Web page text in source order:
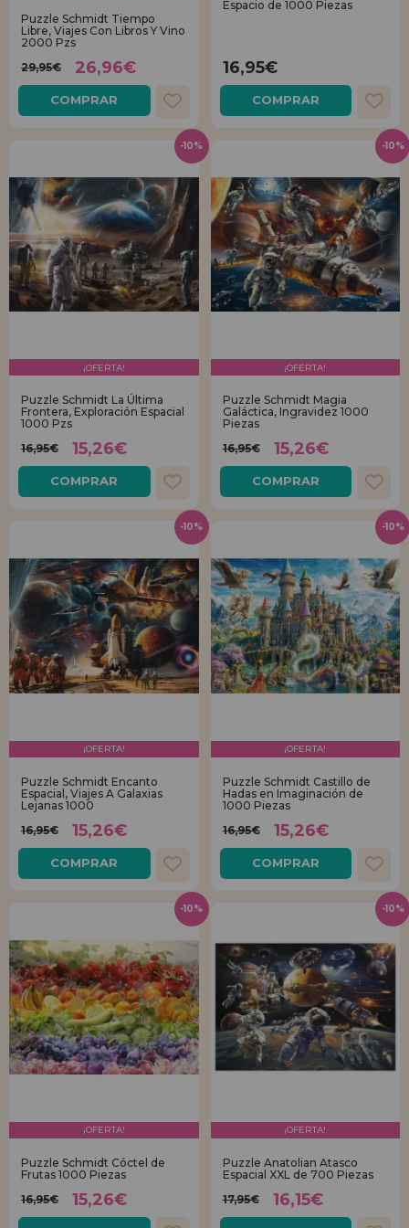
REGISTRO DISTRIBUIDOR
Puzzle Schmidt Tiempo
Libre, Viajes Con Libros Y Vino
2000 Pzs
29,95€
26,96€
COMPRAR
Espacio de 1000 Piezas
16,95€
COMPRAR
¡OFERTA!
Puzzle Schmidt La Última
Frontera, Exploración Espacial
1000 Pzs
16,95€
15,26€
COMPRAR
-10%
¡OFERTA!
Puzzle Schmidt Magia
Galáctica, Ingravidez 1000
Piezas
16,95€
15,26€
COMPRAR
-10%
¡OFERTA!
Puzzle Schmidt Encanto
Espacial, Viajes A Galaxias
Lejanas 1000
16,95€
15,26€
COMPRAR
-10%
¡OFERTA!
Puzzle Schmidt Castillo de
Hadas en Imaginación de
1000 Piezas
16,95€
15,26€
COMPRAR
-10%
¡OFERTA!
Puzzle Schmidt Cóctel de
Frutas 1000 Piezas
16,95€
15,26€
-10%
¡OFERTA!
Puzzle Anatolian Atasco
Espacial XXL de 700 Piezas
17,95€
16,15€
-10%